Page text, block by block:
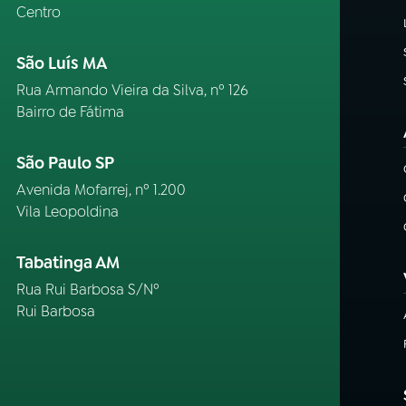
Centro
São Luís MA
Rua Armando Vieira da Silva, nº 126
Bairro de Fátima
São Paulo SP
Avenida Mofarrej, nº 1.200
Vila Leopoldina
Tabatinga AM
Rua Rui Barbosa S/Nº
Rui Barbosa